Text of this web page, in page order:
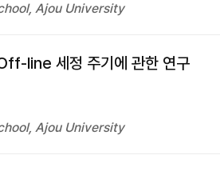
Ajou University
line 세정 주기에 관한 연구
Ajou University